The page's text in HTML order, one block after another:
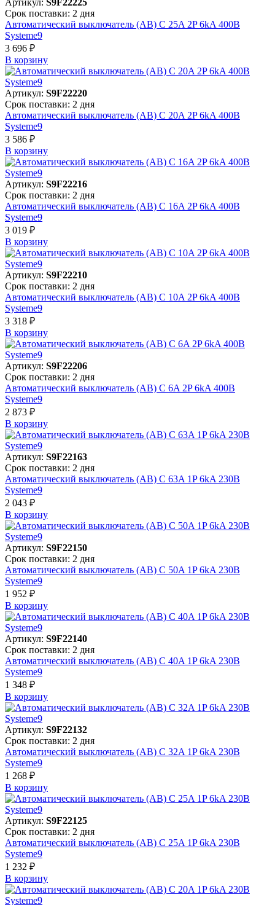
Срок поставки: 2 дня
Автоматический выключатель (АВ) C 25A 2P 6kA 400В
Systeme9
3 696 ₽
В корзинy
Артикул: S9F22220
Срок поставки: 2 дня
Автоматический выключатель (АВ) C 20A 2P 6kA 400В
Systeme9
3 586 ₽
В корзинy
Артикул: S9F22216
Срок поставки: 2 дня
Автоматический выключатель (АВ) C 16A 2P 6kA 400В
Systeme9
3 019 ₽
В корзинy
Артикул: S9F22210
Срок поставки: 2 дня
Автоматический выключатель (АВ) C 10A 2P 6kA 400В
Systeme9
3 318 ₽
В корзинy
Артикул: S9F22206
Срок поставки: 2 дня
Автоматический выключатель (АВ) C 6A 2P 6kA 400В
Systeme9
2 873 ₽
В корзинy
Артикул: S9F22163
Срок поставки: 2 дня
Автоматический выключатель (АВ) C 63A 1P 6kA 230В
Systeme9
2 043 ₽
В корзинy
Артикул: S9F22150
Срок поставки: 2 дня
Автоматический выключатель (АВ) C 50A 1P 6kA 230В
Systeme9
1 952 ₽
В корзинy
Артикул: S9F22140
Срок поставки: 2 дня
Автоматический выключатель (АВ) C 40A 1P 6kA 230В
Systeme9
1 348 ₽
В корзинy
Артикул: S9F22132
Срок поставки: 2 дня
Автоматический выключатель (АВ) C 32A 1P 6kA 230В
Systeme9
1 268 ₽
В корзинy
Артикул: S9F22125
Срок поставки: 2 дня
Автоматический выключатель (АВ) C 25A 1P 6kA 230В
Systeme9
1 232 ₽
В корзинy